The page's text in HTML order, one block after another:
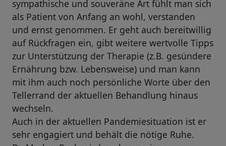
sympathische und souveräne Art fühlt man sich
als Patient von Anfang an wohl, verstanden
und ernst genommen. Er geht auch bereitwillig
auf Rückfragen ein, gibt weitere wertvolle Tipps
zur Unterstützung der Therapie (z.B. gesündere
Ernährung bzw. Lebensweise) und man kann
mit ihm auch noch persönliche Worte über den
Tellerrand der aktuellen Behandlung hinaus
wechseln.
Auch in der aktuellen Pandemiesituation ist er
sehr engagiert und behält die nötige Ruhe.